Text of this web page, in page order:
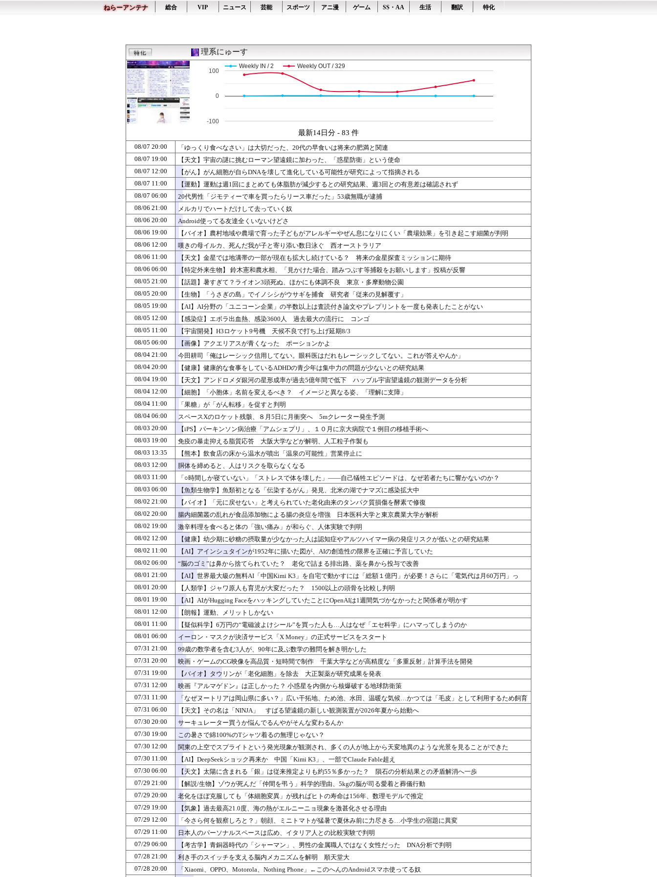
ねらーアンテナ 総合 VIP ニュース 芸能 スポーツ アニ漫 ゲーム SS・AA 生活 翻訳 特化
理系にゅーす
Weekly IN / 2 Weekly OUT / 329
-100
0
100
最新14日分 - 83 件
08/07 20:00
「ゆっくり食べなさい」は大切だった、20代の早食いは将来の肥満と関連
08/07 19:00
【天文】宇宙の謎に挑むローマン望遠鏡に加わった、「惑星防衛」という使命
08/07 12:00
【がん】がん細胞が自らDNAを壊して進化している可能性が研究によって指摘される
08/07 11:00
【運動】運動は週1回にまとめても体脂肪が減少するとの研究結果、週3回との有意差は確認されず
08/07 06:00
20代男性「ジモティーで車を買ったらリース車だった」53歳無職が逮捕
08/06 21:00
メルカリでハートだけして去っていく奴
08/06 20:00
Android使ってる友達全くいないけどさ
08/06 19:00
【バイオ】農村地域や農場で育った子どもがアレルギーやぜん息になりにくい「農場効果」を引き起こす細菌が判明
08/06 12:00
嘆きの母イルカ、死んだ我が子と寄り添い数日泳ぐ 西オーストラリア
08/06 11:00
【天文】金星では地溝帯の一部が現在も拡大し続けている？ 将来の金星探査ミッションに期待
08/06 06:00
【特定外来生物】 鈴木憲和農水相、「見かけた場合、踏みつぶす等捕殺をお願いします」投稿が反響
08/05 21:00
【話題】暑すぎて？ライオン3頭死ぬ、ほかにも体調不良 東京・多摩動物公園
08/05 20:00
【生物】「うさぎの島」でイノシシがウサギを捕食 研究者「従来の見解覆す」
08/05 19:00
【AI】AI分野の「ユニコーン企業」の半数以上は査読付き論文やプレプリントを一度も発表したことがない
08/05 12:00
【感染症】エボラ出血熱、感染3600人 過去最大の流行に コンゴ
08/05 11:00
【宇宙開発】H3ロケット9号機 天候不良で打ち上げ延期8/3
08/05 06:00
【画像】アクエリアスが青くなった ポーションかよ
08/04 21:00
今田耕司「俺はレーシック信用してない。眼科医はだれもレーシックしてない。これが答えやんか」
08/04 20:00
【健康】健康的な食事をしているADHDの青少年は集中力の問題が少ないとの研究結果
08/04 19:00
【天文】アンドロメダ銀河の星形成率が過去5億年間で低下 ハッブル宇宙望遠鏡の観測データを分析
08/04 12:00
【細胞】「小胞体」名前を変えるべき？ イメージと異なる姿、「理解に支障」
08/04 11:00
「果糖」が「がん転移」を促すと判明
08/04 06:00
スペースXのロケット残骸、８月5日に月衝突へ 5mクレーター発生予測
08/03 20:00
【iPS】パーキンソン病治療「アムシェプリ」、１０月に京大病院で１例目の移植手術へ
08/03 19:00
免疫の暴走抑える脂質応答 大阪大学などが解明、人工粒子作製も
08/03 13:35
【熊本】飲食店の床から温水が噴出「温泉の可能性」営業停止に
08/03 12:00
胴体を締めると、人はリスクを取らなくなる
08/03 11:00
「○時間しか寝ていない」「ストレスで体を壊した」――自己犠牲エピソードは、なぜ若者たちに響かないのか？
08/03 06:00
【魚類生物学】魚類初となる「伝染するがん」発見、北米の湖でナマズに感染拡大中
08/02 21:00
【バイオ】「元に戻せない」と考えられていた老化由来のタンパク質損傷を酵素で修復
08/02 20:00
腸内細菌叢の乱れが食品添加物による腸の炎症を増強 日本医科大学と東京農業大学が解析
08/02 19:00
激辛料理を食べると体の「強い痛み」が和らぐ、人体実験で判明
08/02 12:00
【健康】幼少期に砂糖の摂取量が少なかった人は認知症やアルツハイマー病の発症リスクが低いとの研究結果
08/02 11:00
【AI】アインシュタインが1952年に描いた図が、AIの創造性の限界を正確に予言していた
08/02 06:00
“脳のゴミ”は鼻から捨てられていた？ 老化で詰まる排出路、薬を鼻から投与で改善
08/01 21:00
【AI】世界最大級の無料AI「中国Kimi K3」を自宅で動かすには「総額１億円」が必要！さらに「電気代は月60万円」っ
て？
08/01 20:00
【人類学】ジャワ原人も育児が大変だった？ 1500以上の頭骨を比較し判明
08/01 19:00
【AI】AIがHugging FaceをハッキングしていたことにOpenAIは1週間気づかなかったと関係者が明かす
08/01 12:00
【朗報】運動、メリットしかない
08/01 11:00
【疑似科学】6万円の“電磁波よけシール”を買った人も…人はなぜ「エセ科学」にハマってしまうのか
08/01 06:00
イーロン・マスクが決済サービス「X Money」の正式サービスをスタート
07/31 21:00
99歳の数学者を含む3人が、90年に及ぶ数学の難問を解き明かした
07/31 20:00
映画・ゲームのCG映像を高品質・短時間で制作 千葉大学などが高精度な「多重反射」計算手法を開発
07/31 19:00
【バイオ】タウリンが「老化細胞」を除去 大正製薬が研究成果を発表
07/31 12:00
映画『アルマゲドン』は正しかった？ 小惑星を内側から核爆破する地球防衛策
07/31 11:00
「なぜヌートリアは岡山県に多い？」広い干拓地、ため池、水田、温暖な気候…かつては「毛皮」として利用するため飼育
場も
07/31 06:00
【天文】その名は「NINJA」 すばる望遠鏡の新しい観測装置が2026年夏から始動へ
07/30 20:00
サーキュレーター買うか悩んでるんやがそんな変わるんか
07/30 19:00
この暑さで綿100%のTシャツ着るの無理じゃない？
07/30 12:00
関東の上空でスプライトという発光現象が観測され、多くの人が地上から天変地異のような光景を見ることができた
07/30 11:00
【AI】DeepSeekショック再来か 中国「Kimi K3」、一部でClaude Fable超え
07/30 06:00
【天文】太陽に含まれる「銀」は従来推定よりも約55％多かった？ 隕石の分析結果との矛盾解消へ一歩
07/29 21:00
【解説/生物】ゾウが死んだ「仲間を弔う」科学的理由、5kgの脳が司る愛着と葬儀行動
07/29 20:00
老化をほぼ克服しても「体細胞変異」が残ればヒトの寿命は156年、数理モデルで推定
07/29 19:00
【気象】過去最高21.0度、海の熱がエルニーニョ現象を激甚化させる理由
07/29 12:00
「今さら何を観察しろと？」朝顔、ミニトマトが猛暑で夏休み前に力尽きる…小学生の宿題に異変
07/29 11:00
日本人のパーソナルスペースは広め、イタリア人との比較実験で判明
07/29 06:00
【考古学】青銅器時代の「シャーマン」、男性の金属職人ではなく女性だった DNA分析で判明
07/28 21:00
利き手のスイッチを支える脳内メカニズムを解明 順天堂大
07/28 20:00
「Xiaomi、OPPO、Motorola、Nothing Phone」←このへんのAndroidスマホ使ってる奴